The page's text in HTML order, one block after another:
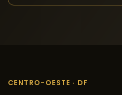
CENTRO-OESTE · DF